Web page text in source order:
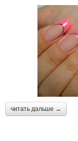
читать дальше →